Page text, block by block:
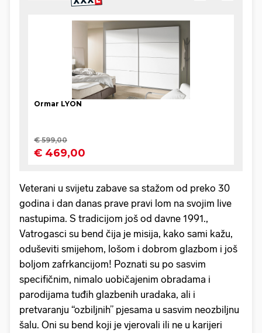
Veterani u svijetu zabave sa stažom od preko 30
godina i dan danas prave pravi lom na svojim live
nastupima. S tradicijom još od davne 1991.,
Vatrogasci su bend čija je misija, kako sami kažu,
oduševiti smijehom, lošom i dobrom glazbom i još
boljom zafrkancijom! Poznati su po sasvim
specifičnim, nimalo uobičajenim obradama i
parodijama tuđih glazbenih uradaka, ali i
pretvaranju “ozbiljnih” pjesama u sasvim neozbiljnu
šalu. Oni su bend koji je vjerovali ili ne u karijeri